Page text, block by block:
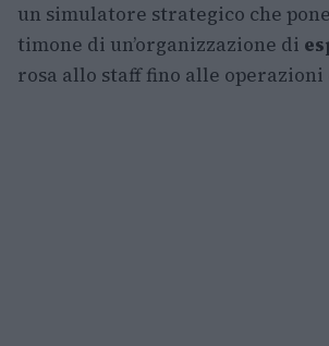
un simulatore strategico che
timone di un’organizzazione di
rosa allo staff fino alle